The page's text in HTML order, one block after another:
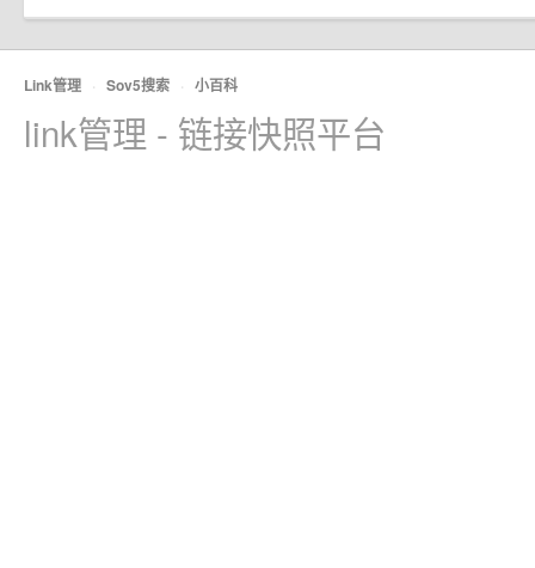
Link管理 · Sov5搜索 · 小百科
link管理 - 链接快照平台